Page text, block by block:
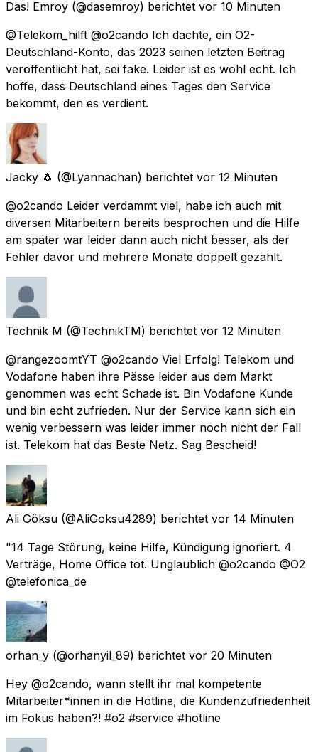
Das! Emroy (@dasemroy) berichtet vor 10 Minuten
@Telekom_hilft @o2cando Ich dachte, ein O2-
Deutschland-Konto, das 2023 seinen letzten Beitrag
veröffentlicht hat, sei fake. Leider ist es wohl echt. Ich
hoffe, dass Deutschland eines Tages den Service
bekommt, den es verdient.
Jacky 🐧 (@Lyannachan) berichtet vor 12 Minuten
@o2cando Leider verdammt viel, habe ich auch mit
diversen Mitarbeitern bereits besprochen und die Hilfe
am später war leider dann auch nicht besser, als der
Fehler davor und mehrere Monate doppelt gezahlt.
Technik M (@TechnikTM) berichtet vor 12 Minuten
@rangezoomtYT @o2cando Viel Erfolg! Telekom und
Vodafone haben ihre Pässe leider aus dem Markt
genommen was echt Schade ist. Bin Vodafone Kunde
und bin echt zufrieden. Nur der Service kann sich ein
wenig verbessern was leider immer noch nicht der Fall
ist. Telekom hat das Beste Netz. Sag Bescheid!
Ali Göksu (@AliGoksu4289) berichtet vor 14 Minuten
"14 Tage Störung, keine Hilfe, Kündigung ignoriert. 4
Verträge, Home Office tot. Unglaublich @o2cando @O2
@telefonica_de
orhan_y (@orhanyil_89) berichtet vor 20 Minuten
Hey @o2cando, wann stellt ihr mal kompetente
Mitarbeiter*innen in die Hotline, die Kundenzufriedenheit
im Fokus haben?! #o2 #service #hotline